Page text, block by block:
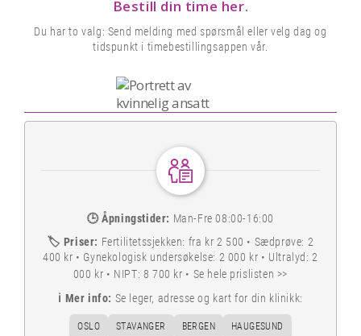
Bestill din time her.
Du har to valg: Send melding med spørsmål eller velg dag og
tidspunkt i timebestillingsappen vår.
🕒 Åpningstider: Man-Fre 08:00-16:00
🏷️ Priser: Fertilitetssjekken: fra kr 2 500 • Sædprøve: 2
400 kr • Gynekologisk undersøkelse: 2 000 kr • Ultralyd: 2
000 kr • NIPT: 8 700 kr • Se hele prislisten >>
ℹ️ Mer info: Se leger, adresse og kart for din klinikk:
OSLO STAVANGER BERGEN HAUGESUND